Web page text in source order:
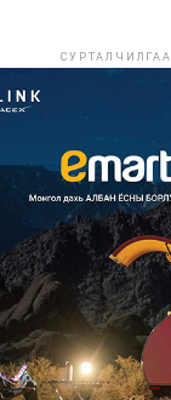
СУРТАЛЧИЛГАА